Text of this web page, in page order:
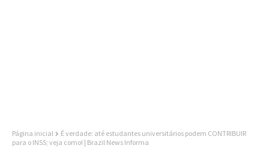
Página inicial
É verdade: até estudantes universitários podem CONTRIBUIR
para o INSS; veja como! | Brazil News Informa